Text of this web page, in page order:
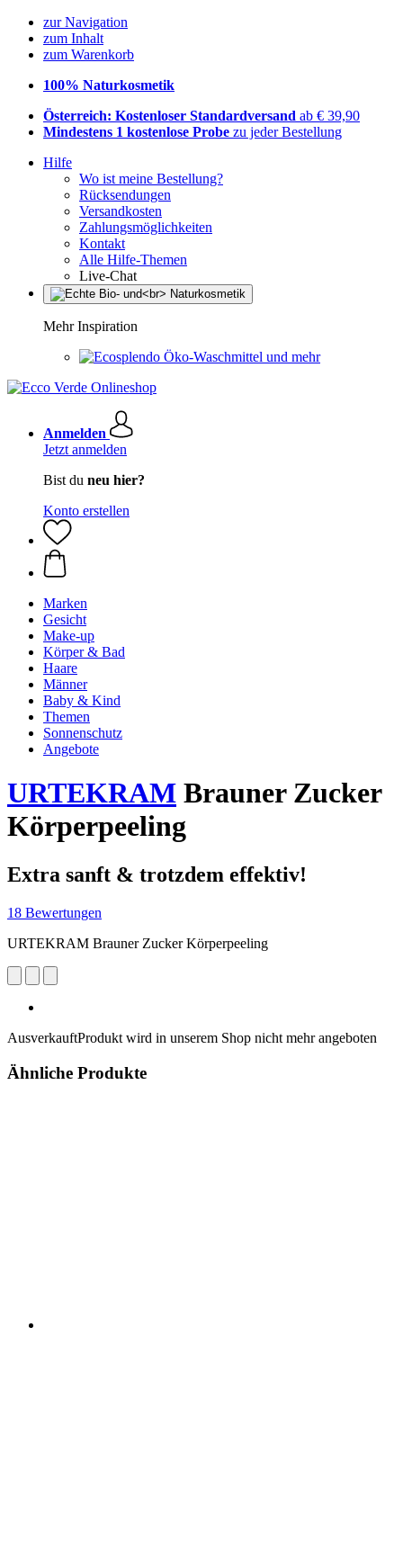
zur Navigation
zum Inhalt
zum Warenkorb
100% Naturkosmetik
Österreich: Kostenloser Standardversand ab € 39,90
Mindestens 1 kostenlose Probe zu jeder Bestellung
Hilfe
Wo ist meine Bestellung?
Rücksendungen
Versandkosten
Zahlungsmöglichkeiten
Kontakt
Alle Hilfe-Themen
Live-Chat
Mehr Inspiration
Öko-Waschmittel und mehr
Anmelden
Jetzt anmelden
Bist du neu hier?
Konto erstellen
Marken
Gesicht
Make-up
Körper & Bad
Haare
Männer
Baby & Kind
Themen
Sonnenschutz
Angebote
URTEKRAM Brauner Zucker
Körperpeeling
Extra sanft & trotzdem effektiv!
18 Bewertungen
URTEKRAM Brauner Zucker Körperpeeling
AusverkauftProdukt wird in unserem Shop nicht mehr angeboten
Ähnliche Produkte